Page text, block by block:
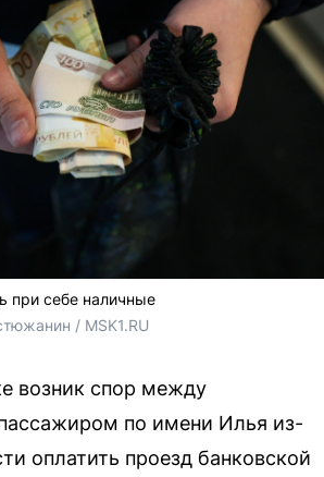
при себе наличные
/ MSK1.RU
возник спор между
по имени Илья из-
оплатить проезд банковской